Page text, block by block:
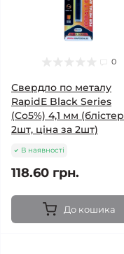
0
Свердло по металу
RapidE Black Series
(Co5%) 4,1 мм (блістер
2шт, ціна за 2шт)
В наявності
118.60 грн.
До кошика